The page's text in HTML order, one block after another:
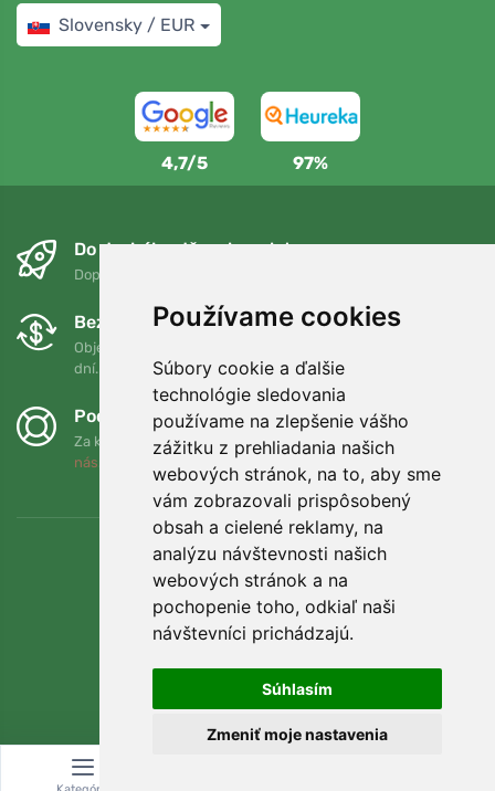
Používame cookies
Súbory cookie a ďalšie
technológie sledovania
používame na zlepšenie vášho
zážitku z prehliadania našich
webových stránok, na to, aby sme
vám zobrazovali prispôsobený
obsah a cielené reklamy, na
analýzu návštevnosti našich
webových stránok a na
pochopenie toho, odkiaľ naši
návštevníci prichádzajú.
Súhlasím
Zmeniť moje nastavenia
Slovensky / EUR
4,7/5 97%
Do druhého dňa a bezplatne
Doprava zadarmo pri objednávkach nad 75 EUR
Bezplatná výmena a vrátenie tovaru
Objednávku môžete kedykoľvek vrátiť alebo vymeniť do 90
dní.
Podporujeme Trees.org
Za každú objednávku zasadíme strom! Prečítajte si viac
nás